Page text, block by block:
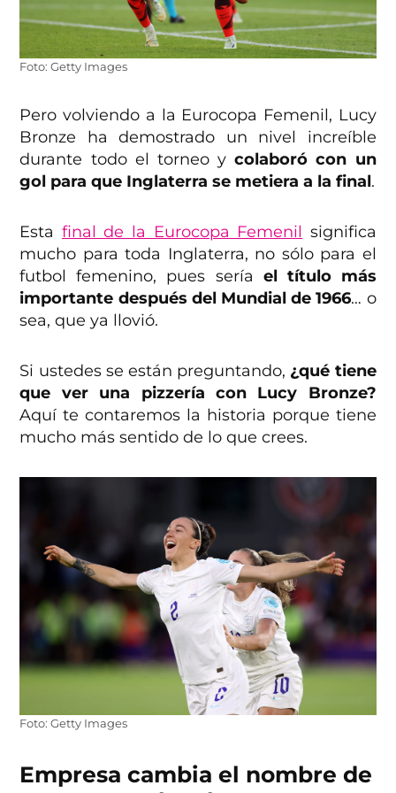
Foto: Getty Images
Pero volviendo a la Eurocopa Femenil, Lucy
Bronze ha demostrado un nivel increíble
durante todo el torneo ycolaboró con un
gol para que Inglaterra se metiera a la final.
Esta final de la Eurocopa Femenil significa
mucho para toda Inglaterra, no sólo para el
futbol femenino, pues sería el título más
importante después del Mundial de 1966… o
sea, que ya llovió.
Si ustedes se están preguntando, ¿qué tiene
que ver una pizzería con Lucy Bronze?
Aquí te contaremos la historia porque tiene
mucho más sentido de lo que crees.
Foto: Getty Images
Empresa cambia el nombre de